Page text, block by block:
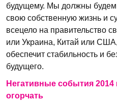
будущему. Мы должны будем
свою собственную жизнь и
всецело на правительство
или Украина, Китай или
обеспечит стабильность и
будущего.
Негативные события 2014
огорчать